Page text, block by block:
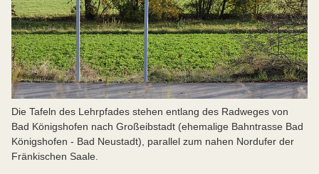
Die Tafeln des Lehrpfades stehen entlang des Radweges von
Bad Königshofen nach Großeibstadt (ehemalige Bahntrasse Bad
Königshofen - Bad Neustadt), parallel zum nahen Nordufer der
Fränkischen Saale.